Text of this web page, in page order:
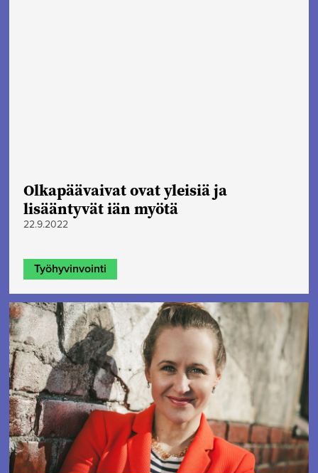
Olkapäävaivat ovat yleisiä ja
lisääntyvät iän myötä
22.9.2022
Työhyvinvointi